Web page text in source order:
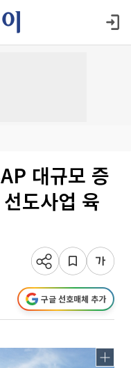
대규모 증
도사업 육
구글 선호매체 추가